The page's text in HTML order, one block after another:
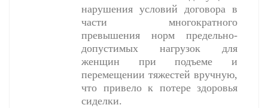
нарушения условий договора в
части многократного
превышения норм предельно-
допустимых нагрузок для
женщин при подъеме и
перемещении тяжестей вручную,
что привело к потере здоровья
сиделки.